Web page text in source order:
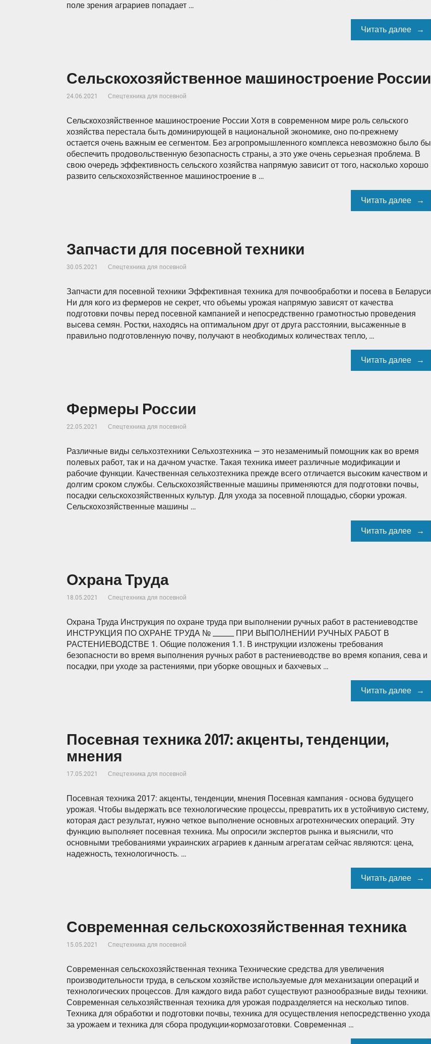
поле зрения аграриев попадает …
Читать далее
Сельскохозяйственное машиностроение России
24.06.2021 Спецтехника для посевной
Сельскохозяйственное машиностроение России Хотя в современном мире роль сельского
хозяйства перестала быть доминирующей в национальной экономике, оно по-прежнему
остается очень важным ее сегментом. Без агропромышленного комплекса невозможно было бы
обеспечить продовольственную безопасность страны, а это уже очень серьезная проблема. В
свою очередь эффективность сельского хозяйства напрямую зависит от того, насколько хорошо
развито сельскохозяйственное машиностроение в …
Читать далее
Запчасти для посевной техники
30.05.2021 Спецтехника для посевной
Запчасти для посевной техники Эффективная техника для почвообработки и посева в Беларуси
Ни для кого из фермеров не секрет, что объемы урожая напрямую зависят от качества
подготовки почвы перед посевной кампанией и непосредственно грамотностью проведения
высева семян. Ростки, находясь на оптимальном друг от друга расстоянии, высаженные в
правильно подготовленную почву, получают в необходимых количествах тепло, …
Читать далее
Фермеры России
22.05.2021 Спецтехника для посевной
Различные виды сельхозтехники Сельхозтехника — это незаменимый помощник как во время
полевых работ, так и на дачном участке. Такая техника имеет различные модификации и
рабочие функции. Качественная сельхозтехника прежде всего отличается высоким качеством и
долгим сроком службы. Сельскохозяйственные машины применяются для подготовки почвы,
посадки сельскохозяйственных культур. Для ухода за посевной площадью, сборки урожая.
Сельскохозяйственные машины …
Читать далее
Охрана Труда
18.05.2021 Спецтехника для посевной
Охрана Труда Инструкция по охране труда при выполнении ручных работ в растениеводстве
ИНСТРУКЦИЯ ПО ОХРАНЕ ТРУДА № ______ ПРИ ВЫПОЛНЕНИИ РУЧНЫХ РАБОТ В
РАСТЕНИЕВОДСТВЕ 1. Общие положения 1.1. В инструкции изложены требования
безопасности во время выполнения ручных работ в растениеводстве во время копания, сева и
посадки, при уходе за растениями, при уборке овощных и бахчевых …
Читать далее
Посевная техника 2017: акценты, тенденции,
мнения
17.05.2021 Спецтехника для посевной
Посевная техника 2017: акценты, тенденции, мнения Посевная кампания - основа будущего
урожая. Чтобы выдержать все технологические процессы, превратить их в устойчивую систему,
которая даст результат, нужно четкое выполнение основных агротехнических операций. Эту
функцию выполняет посевная техника. Мы опросили экспертов рынка и выяснили, что
основными требованиями украинских аграриев к данным агрегатам сейчас являются: цена,
надежность, технологичность. …
Читать далее
Современная сельскохозяйственная техника
15.05.2021 Спецтехника для посевной
Современная сельскохозяйственная техника Технические средства для увеличения
производительности труда, в сельском хозяйстве используемые для механизации операций и
технологических процессов. Для каждого вида работ существуют разнообразные виды техники.
Современная сельхозяйственная техника для урожая подразделяется на несколько типов.
Техника для обработки и подготовки почвы, техника для осуществления непосредственно ухода
за урожаем и техника для сбора продукции-кормозаготовки. Современная …